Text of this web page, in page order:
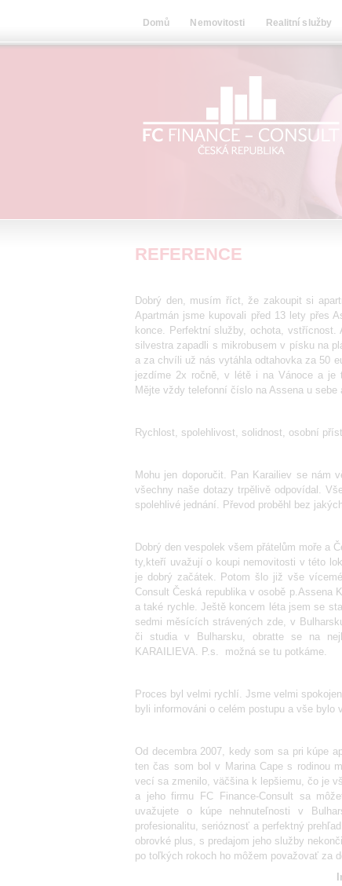
Domů Nemovitosti Realitní služby
REFERENCE
Dobrý den, musím říct, že zakoupit si
Apartmán jsme kupovali před 13 lety přes
konce. Perfektní služby, ochota,
silvestra zapadli s mikrobusem v písku na
a za chvíli už nás vytáhla odtahovka za 50
jezdíme 2x ročně, v létě i na Vánoce a je
Mějte vždy telefonní číslo na Assena u
Rychlost, spolehlivost, solidnost, osobní
Mohu jen doporučit. Pan Karailiev se nám
všechny naše dotazy trpělivě odpovídal.
spolehlivé jednání. Převod proběhl bez
Dobrý den vespolek všem přátelům moře a
ty,kteří uvažují o koupi nemovitosti v této
je dobrý začátek. Potom šlo již vše
Consult Česká republika v osobě p.Assena
a také rychle. Ještě koncem léta jsem se
sedmi měsících strávených zde, v
či studia v Bulharsku, obratte se na
KARAILIEVA. P.s. možná se tu potkáme.
Proces byl velmi rychlí. Jsme velmi
byli informováni o celém postupu a vše
Od decembra 2007, kedy som sa pri kúpe
ten čas som bol v Marina Cape s rodinou
vecí sa zmenilo, väčšina k lepšiemu, čo je
a jeho firmu FC Finance-Consult sa
uvažujete o kúpe nehnuteľnosti v
profesionalitu, serióznosť a perfektný
obrovké plus, s predajom jeho služby
po toľkých rokoch ho môžem považovať za